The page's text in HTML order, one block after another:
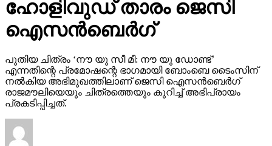
ഹോളിവുഡ് താരം ജെസി
ഐസന്‍ബെര്‍ഗ്
പുതിയ ചിത്രം ‘നൗ യു സീ മീ: നൗ യു ഡോണ്ട്’
എന്നതിന്റെ പ്രമോഷന്റെ ഭാഗമായി ബോംബെ ടൈംസിന്
നല്‍കിയ അഭിമുഖത്തിലാണ് ജെസി ഐസന്‍ബെര്‍ഗ്
രാജമൗലിയെയും ചിത്രത്തെയും കുറിച്ച് അഭിപ്രായം
പ്രകടിപ്പിച്ചത്.